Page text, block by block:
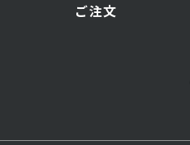
ご注文